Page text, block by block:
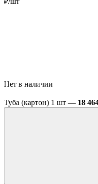
Нет в наличии
Туба (картон) 1 шт — 18